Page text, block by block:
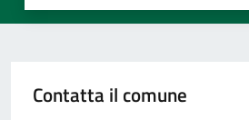
Contatta il comune